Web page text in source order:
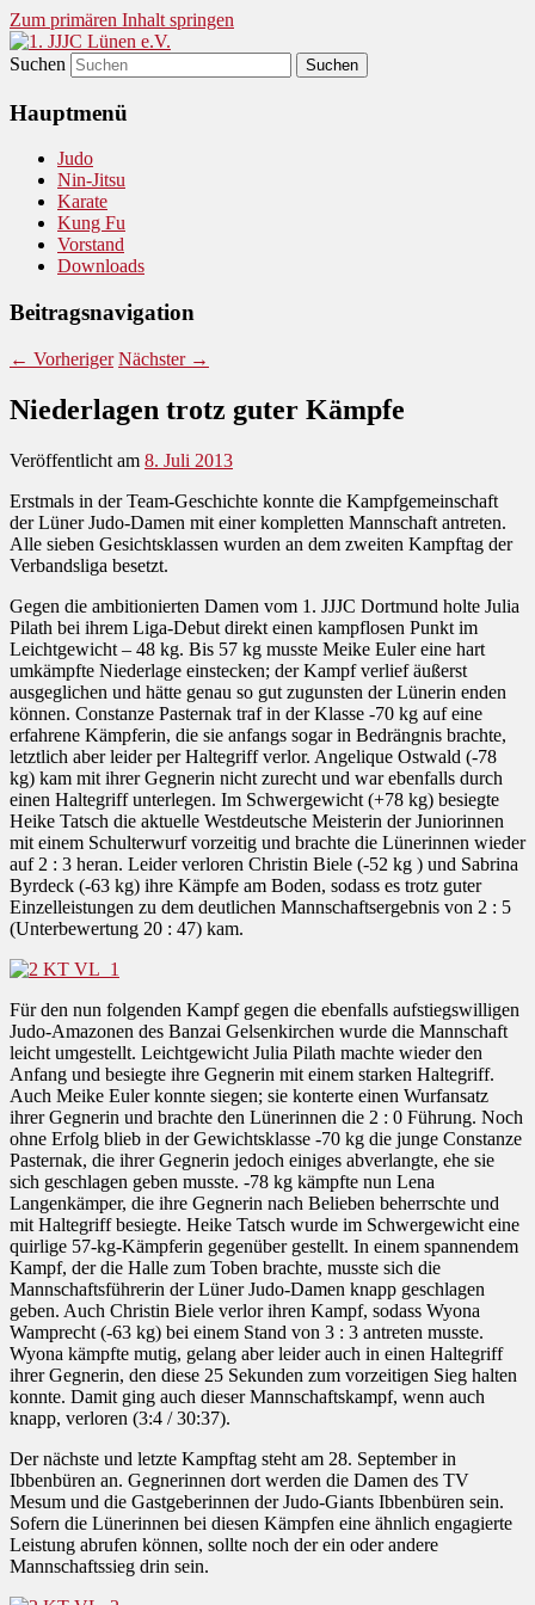
Zum primären Inhalt springen
1. JJJC Lünen e.V.
Judo und Ninjitsu
Suchen
Hauptmenü
Judo
Nin-Jitsu
Karate
Kung Fu
Vorstand
Downloads
Beitragsnavigation
← Vorheriger Nächster →
Niederlagen trotz guter Kämpfe
Veröffentlicht am 8. Juli 2013
Erstmals in der Team-Geschichte konnte die Kampfgemeinschaft
der Lüner Judo-Damen mit einer kompletten Mannschaft antreten.
Alle sieben Gesichtsklassen wurden an dem zweiten Kampftag der
Verbandsliga besetzt.
Gegen die ambitionierten Damen vom 1. JJJC Dortmund holte Julia
Pilath bei ihrem Liga-Debut direkt einen kampflosen Punkt im
Leichtgewicht – 48 kg. Bis 57 kg musste Meike Euler eine hart
umkämpfte Niederlage einstecken; der Kampf verlief äußerst
ausgeglichen und hätte genau so gut zugunsten der Lünerin enden
können. Constanze Pasternak traf in der Klasse -70 kg auf eine
erfahrene Kämpferin, die sie anfangs sogar in Bedrängnis brachte,
letztlich aber leider per Haltegriff verlor. Angelique Ostwald (-78
kg) kam mit ihrer Gegnerin nicht zurecht und war ebenfalls durch
einen Haltegriff unterlegen. Im Schwergewicht (+78 kg) besiegte
Heike Tatsch die aktuelle Westdeutsche Meisterin der Juniorinnen
mit einem Schulterwurf vorzeitig und brachte die Lünerinnen wieder
auf 2 : 3 heran. Leider verloren Christin Biele (-52 kg ) und Sabrina
Byrdeck (-63 kg) ihre Kämpfe am Boden, sodass es trotz guter
Einzelleistungen zu dem deutlichen Mannschaftsergebnis von 2 : 5
(Unterbewertung 20 : 47) kam.
Für den nun folgenden Kampf gegen die ebenfalls aufstiegswilligen
Judo-Amazonen des Banzai Gelsenkirchen wurde die Mannschaft
leicht umgestellt. Leichtgewicht Julia Pilath machte wieder den
Anfang und besiegte ihre Gegnerin mit einem starken Haltegriff.
Auch Meike Euler konnte siegen; sie konterte einen Wurfansatz
ihrer Gegnerin und brachte den Lünerinnen die 2 : 0 Führung. Noch
ohne Erfolg blieb in der Gewichtsklasse -70 kg die junge Constanze
Pasternak, die ihrer Gegnerin jedoch einiges abverlangte, ehe sie
sich geschlagen geben musste. -78 kg kämpfte nun Lena
Langenkämper, die ihre Gegnerin nach Belieben beherrschte und
mit Haltegriff besiegte. Heike Tatsch wurde im Schwergewicht eine
quirlige 57-kg-Kämpferin gegenüber gestellt. In einem spannendem
Kampf, der die Halle zum Toben brachte, musste sich die
Mannschaftsführerin der Lüner Judo-Damen knapp geschlagen
geben. Auch Christin Biele verlor ihren Kampf, sodass Wyona
Wamprecht (-63 kg) bei einem Stand von 3 : 3 antreten musste.
Wyona kämpfte mutig, gelang aber leider auch in einen Haltegriff
ihrer Gegnerin, den diese 25 Sekunden zum vorzeitigen Sieg halten
konnte. Damit ging auch dieser Mannschaftskampf, wenn auch
knapp, verloren (3:4 / 30:37).
Der nächste und letzte Kampftag steht am 28. September in
Ibbenbüren an. Gegnerinnen dort werden die Damen des TV
Mesum und die Gastgeberinnen der Judo-Giants Ibbenbüren sein.
Sofern die Lünerinnen bei diesen Kämpfen eine ähnlich engagierte
Leistung abrufen können, sollte noch der ein oder andere
Mannschaftssieg drin sein.